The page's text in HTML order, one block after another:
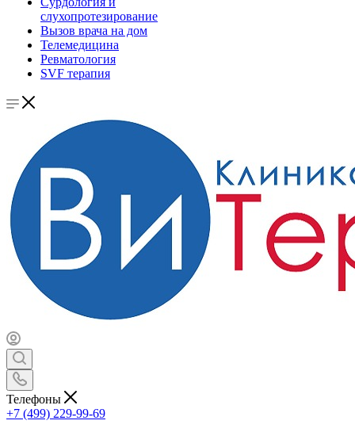
слухопротезирование
Вызов врача на дом
Телемедицина
Ревматология
SVF терапия
Телефоны
+7 (499) 229-99-69